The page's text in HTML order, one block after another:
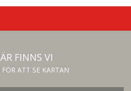
FINNS VI
FÖR ATT SE KARTAN